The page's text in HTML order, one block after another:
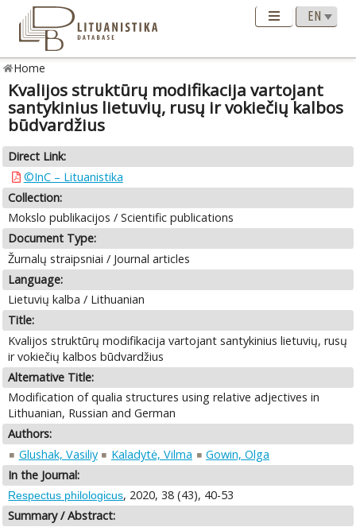
Home
Kvalijos struktūrų modifikacija vartojant
santykinius lietuvių, rusų ir vokiečių kalbos
būdvardžius
Direct Link:
©InC – Lituanistika
Collection:
Mokslo publikacijos / Scientific publications
Document Type:
Žurnalų straipsniai / Journal articles
Language:
Lietuvių kalba / Lithuanian
Title:
Kvalijos struktūrų modifikacija vartojant santykinius lietuvių, rusų
ir vokiečių kalbos būdvardžius
Alternative Title:
Modification of qualia structures using relative adjectives in
Lithuanian, Russian and German
Authors:
Glushak, Vasiliy
Kaladytė, Vilma
Gowin, Olga
In the Journal:
Respectus philologicus, 2020, 38 (43), 40-53
Summary / Abstract: